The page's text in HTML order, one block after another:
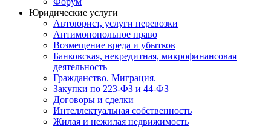
Юридические услуги
Автоюрист, услуги перевозки
Антимонопольное право
Возмещение вреда и убытков
Банковская, некредитная, микрофинансовая
деятельность
Гражданство. Миграция.
Закупки по 223-ФЗ и 44-ФЗ
Договоры и сделки
Интеллектуальная собственность
Жилая и нежилая недвижимость